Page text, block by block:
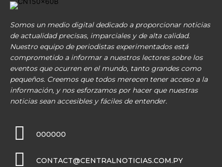
Somos un medio digital dedicado a proporcionar noticias
de actualidad precisas, imparciales y de alta calidad.
Nuestro equipo de periodistas experimentados está
comprometido a informar a nuestros lectores sobre los
eventos que ocurren en el mundo, tanto grandes como
pequeños. Creemos que todos merecen tener acceso a la
información, y nos esforzamos por hacer que nuestras
noticias sean accesibles y fáciles de entender.
000000
CONTACT@CENTRALNOTICIAS.COM.PY